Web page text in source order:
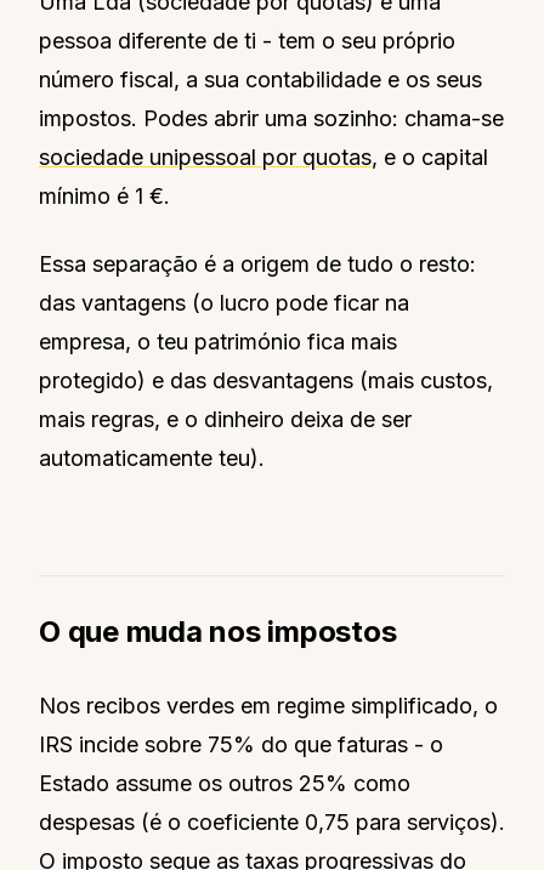
pessoa diferente de ti - tem o seu próprio
número fiscal, a sua contabilidade e os seus
impostos. Podes abrir uma sozinho: chama-se
sociedade unipessoal por quotas, e o capital
mínimo é 1 €.
Essa separação é a origem de tudo o resto:
das vantagens (o lucro pode ficar na
empresa, o teu património fica mais
protegido) e das desvantagens (mais custos,
mais regras, e o dinheiro deixa de ser
automaticamente teu).
O que muda nos impostos
Nos recibos verdes em regime simplificado, o
IRS incide sobre 75% do que faturas - o
Estado assume os outros 25% como
despesas (é o coeficiente 0,75 para serviços).
O imposto segue as taxas progressivas do